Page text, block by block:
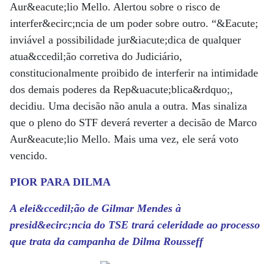
Aur&eacute;lio Mello. Alertou sobre o risco de
interfer&ecirc;ncia de um poder sobre outro. “&Eacute;
inviável a possibilidade jur&iacute;dica de qualquer
atua&ccedil;ão corretiva do Judiciário,
constitucionalmente proibido de interferir na intimidade
dos demais poderes da Rep&uacute;blica&rdquo;,
decidiu. Uma decisão não anula a outra. Mas sinaliza
que o pleno do STF deverá reverter a decisão de Marco
Aur&eacute;lio Mello. Mais uma vez, ele será voto
vencido.
PIOR PARA DILMA
A elei&ccedil;ão de Gilmar Mendes à
presid&ecirc;ncia do TSE trará celeridade ao processo
que trata da campanha de Dilma Rousseff